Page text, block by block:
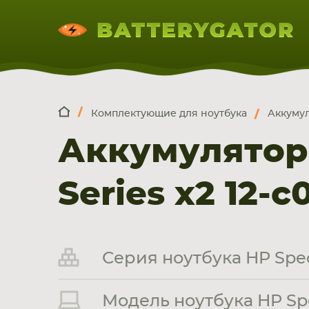
НОУТБУКА
ПЛАНШЕТА
СМАРТФОНА
Комплектующие для ноутбука
Series x2 12-
Серия ноутбука HP
Модель ноутбука HP